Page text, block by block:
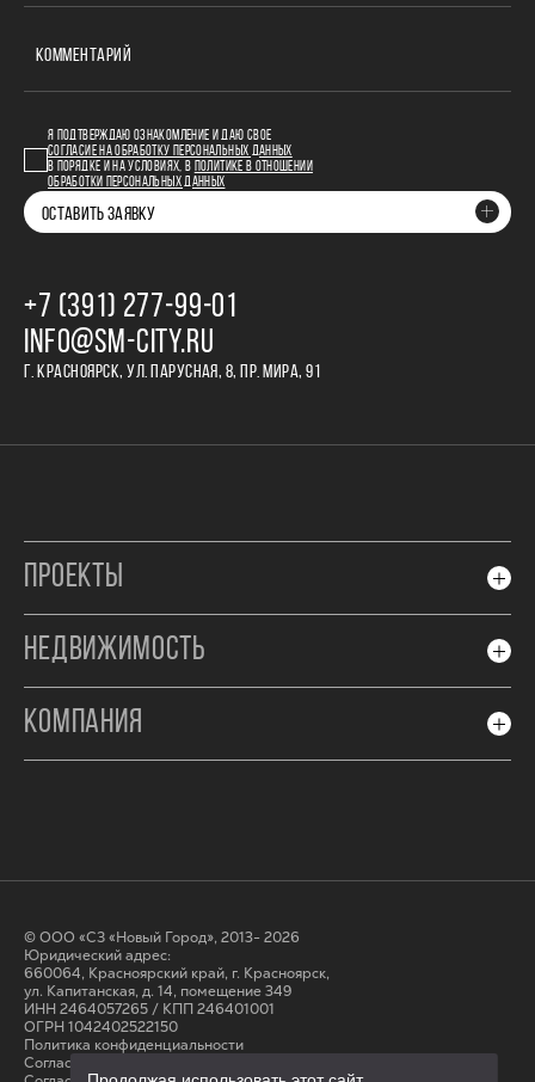
КОММЕНТАРИЙ
Я ПОДТВЕРЖДАЮ ОЗНАКОМЛЕНИЕ И ДАЮ СВОЕ
СОГЛАСИЕ НА ОБРАБОТКУ ПЕРСОНАЛЬНЫХ ДАННЫХ
В ПОРЯДКЕ И НА УСЛОВИЯХ, В
ПОЛИТИКЕ В ОТНОШЕНИИ
ОБРАБОТКИ ПЕРСОНАЛЬНЫХ ДАННЫХ
ОСТАВИТЬ ЗАЯВКУ
+7 (391) 277‒99‒01
INFO@SM-CITY.RU
Г. КРАСНОЯРСК, УЛ. ПАРУСНАЯ, 8, ПР. МИРА, 91
ПРОЕКТЫ
НЕДВИЖИМОСТЬ
КОМПАНИЯ
© ООО «СЗ «Новый Город», 2013- 2026
Юридический адрес:
660064, Красноярский край, г. Красноярск,
ул. Капитанская, д. 14, помещение 349
ИНН 2464057265 / КПП 246401001
ОГРН 1042402522150
Политика конфиденциальности
Согласие на обработку персональных данных